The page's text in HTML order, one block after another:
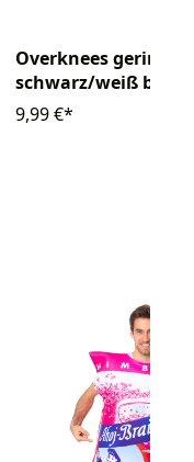
Overknees geringelt
schwarz/weiß blutig
9,99 €*